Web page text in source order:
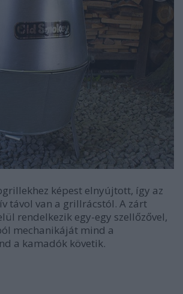
képest elnyújtott, így az
távol van a grillrácstól. A zárt
rendelkezik egy-egy szellőzővel,
mechanikáját mind a
a kamadók követik.